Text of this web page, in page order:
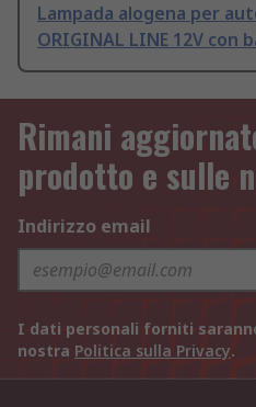
Lampada alogena per
ORIGINAL LINE 12V con
Rimani
prodotto e sulle
Indirizzo email
I dati personali forniti
nostra Politica sulla Privacy.